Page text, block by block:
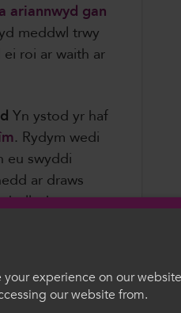
ariannwyd gan
meddwl trwy
roi ar waith ar
Yn ystod yr haf
. Rydym wedi
eu swyddi
ar draws
bellach yn
sector
themâu
experience on our
our website from.